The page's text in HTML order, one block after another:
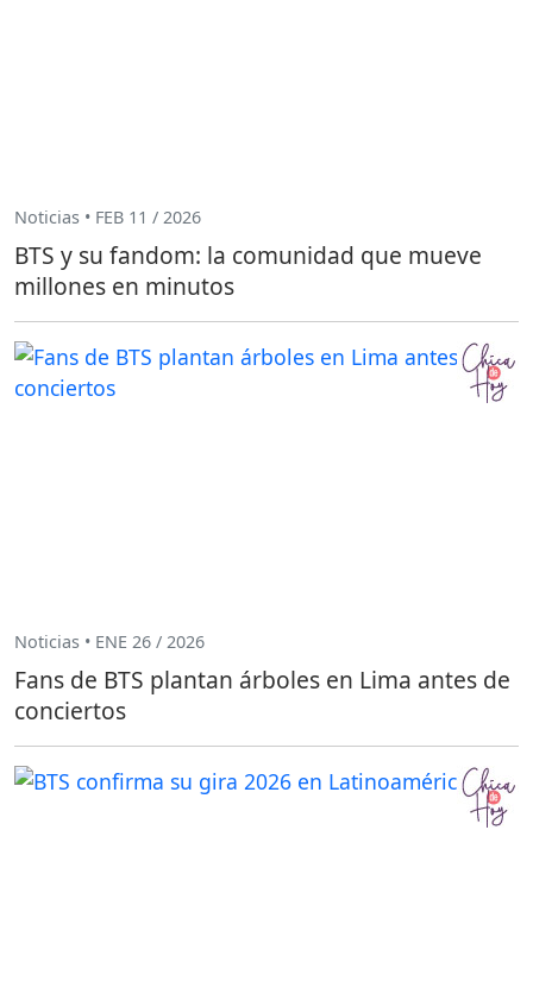
Noticias • FEB 11 / 2026
BTS y su fandom: la comunidad que mueve
millones en minutos
Noticias • ENE 26 / 2026
Fans de BTS plantan árboles en Lima antes de
conciertos